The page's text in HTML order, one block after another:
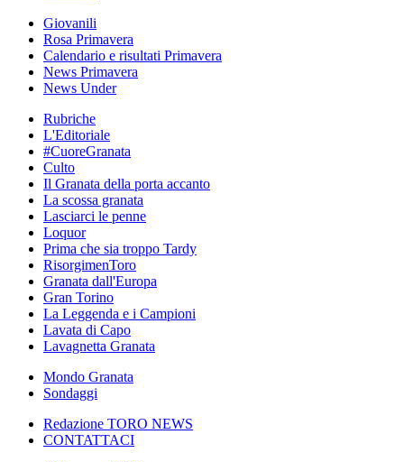
Giovanili
Rosa Primavera
Calendario e risultati Primavera
News Primavera
News Under
Rubriche
L'Editoriale
#CuoreGranata
Culto
Il Granata della porta accanto
La scossa granata
Lasciarci le penne
Loquor
Prima che sia troppo Tardy
RisorgimenToro
Granata dall'Europa
Gran Torino
La Leggenda e i Campioni
Lavata di Capo
Lavagnetta Granata
Mondo Granata
Sondaggi
Redazione TORO NEWS
CONTATTACI